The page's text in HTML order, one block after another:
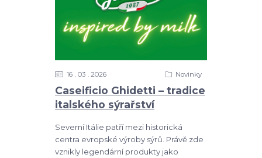
Caseificio Ghidetti – tradice
italského sýrařství
16 03 2026 Novinky
Severní Itálie patří mezi historická
centra evropské výroby sýrů. Právě zde
vznikly legendární produkty jako